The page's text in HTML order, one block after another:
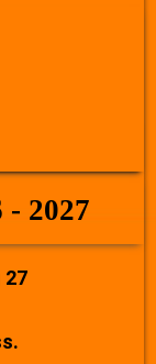
2027
27